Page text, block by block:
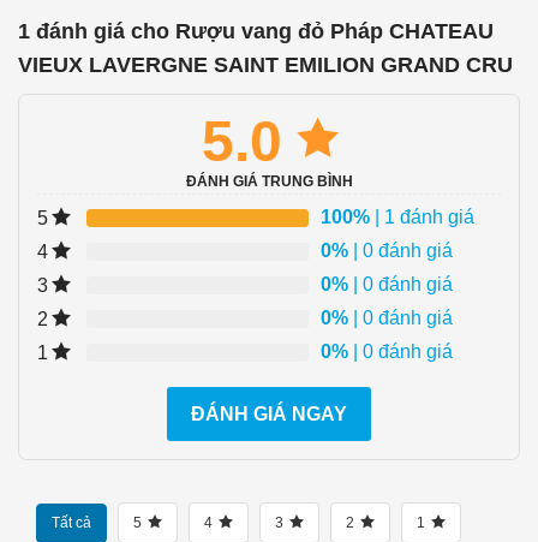
1 đánh giá cho Rượu vang đỏ Pháp CHATEAU
VIEUX LAVERGNE SAINT EMILION GRAND CRU
5.0
ĐÁNH GIÁ TRUNG BÌNH
5 100% | 1 đánh giá
4
0% | 0 đánh giá
3
0% | 0 đánh giá
2
0% | 0 đánh giá
1
0% | 0 đánh giá
ĐÁNH GIÁ NGAY
Tất cả 5 4 3 2 1